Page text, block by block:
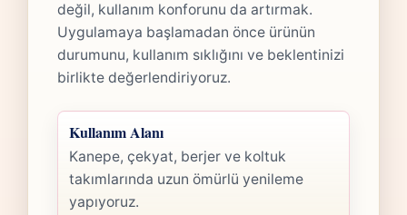
değil, kullanım konforunu da artırmak.
Uygulamaya başlamadan önce ürünün
durumunu, kullanım sıklığını ve beklentinizi
birlikte değerlendiriyoruz.
Kullanım Alanı
Kanepe, çekyat, berjer ve koltuk
takımlarında uzun ömürlü yenileme
yapıyoruz.